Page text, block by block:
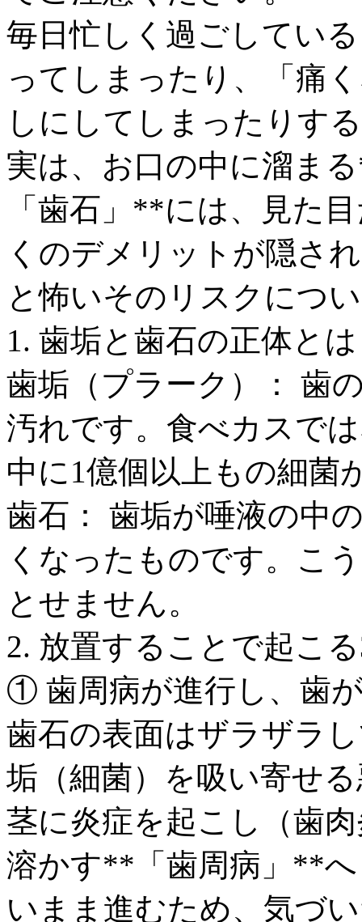
毎日忙しく過ごしてい
ってしまったり、「痛
しにしてしまったりす
実は、お口の中に溜ま
「歯石」**には、見た
くのデメリットが隠さ
と怖いそのリスクにつ
1. 歯垢と歯石の正体と
歯垢（プラーク）： 歯
汚れです。食べカスで
中に1億個以上もの細菌
歯石： 歯垢が唾液の中
くなったものです。こ
とせません。
2. 放置することで起こ
① 歯周病が進行し、歯
歯石の表面はザラザラ
垢（細菌）を吸い寄せ
茎に炎症を起こし（歯
溶かす**「歯周病」**
いまま進むため、気づ